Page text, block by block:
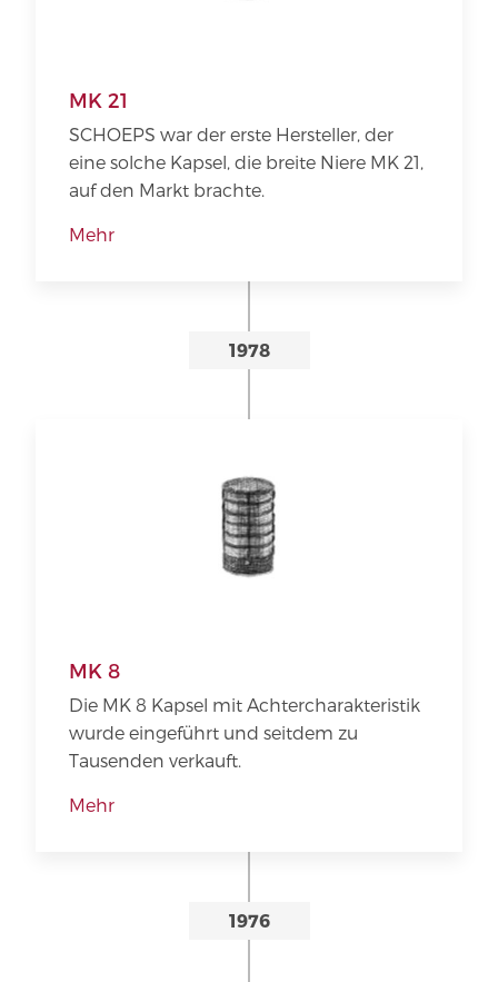
MK 21
SCHOEPS war der erste Hersteller, der
eine solche Kapsel, die breite Niere MK 21,
auf den Markt brachte.
Mehr
1978
MK 8
Die MK 8 Kapsel mit Achtercharakteristik
wurde eingeführt und seitdem zu
Tausenden verkauft.
Mehr
1976